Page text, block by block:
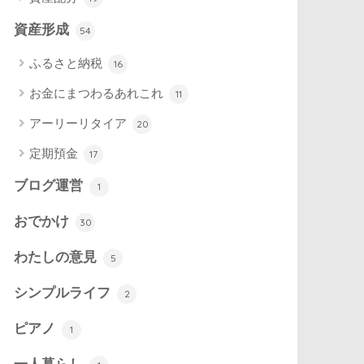
資産形成 54
ふるさと納税 16
お金にまつわるあれこれ 11
アーリーリタイア 20
定期預金 17
ブログ運営 1
おでかけ 30
わたしの意見 5
シンプルライフ 2
ピアノ 1